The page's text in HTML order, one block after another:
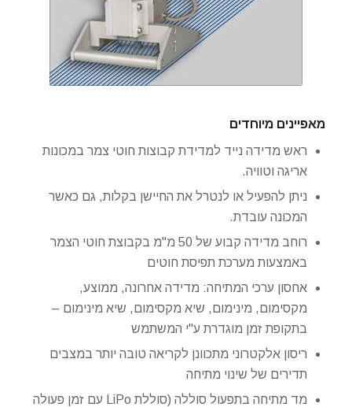
מאפיינים מיוחדים
ראש מדידה נייד למדידת קבוצות חוטי צמר במכונות
אריגה וטוויה.
ניתן להפעיל או לנטרל את החיישן בקלות, גם כאשר
המכונה עובדת.
רוחב מדידה קבוע של 50 מ"מ בקבוצת חוטי הצמר
באמצעות מערכת תפיסת חוטים
אחסון ערכי המתיחה: מדידה אחרונה, ממוצע,
מקסימום, מינימום, שיא מקסימום, שיא מינימום –
בתקופת זמן מוגדרת ע"י המשתמש
ריסון אלקטרוני מתכוונן לקריאה טובה יותר במצבים
תדירים של שינוי מתיחה
מד מתיחה בתפעול סוללה (סוללת LiPo עם זמן פעולה